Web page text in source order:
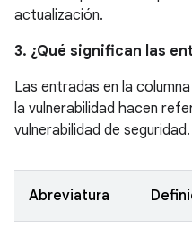
actualización.
3. ¿Qué significan las
Las entradas en la columna
la vulnerabilidad hacen
vulnerabilidad de seguridad.
Abreviatura